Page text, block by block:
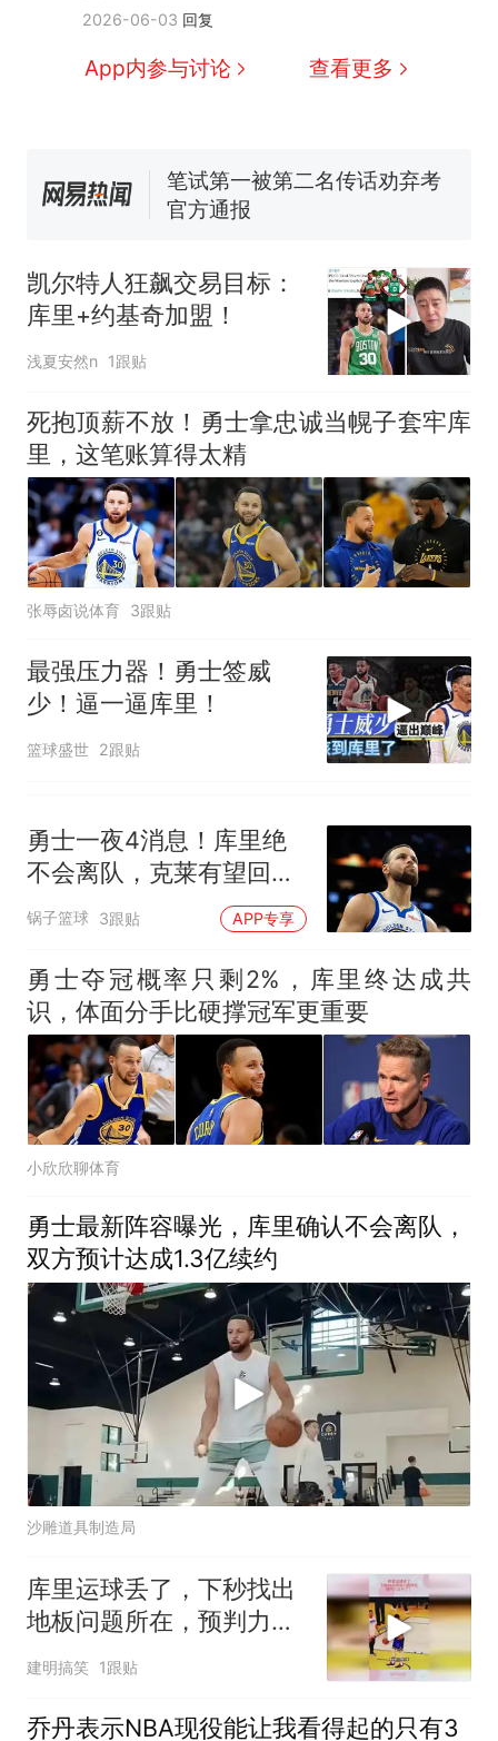
2026-06-03 回复
App内参与讨论 查看更多
号，仅凭视频评出？中国烹饪
协会回应
男子上山采菌偶然发现鸡枞菌
来源：参考消息）
笔试第一被第二名传话劝弃考
官方通报
因老师一句“跟我回家”改写了
人生
凯尔特人狂飙交易目标：
库里+约基奇加盟！
浅夏安然n 1跟贴
死抱顶薪不放！勇士拿忠诚当幌子套牢库
里，这笔账算得太精
张辱卤说体育 3跟贴
最强压力器！勇士签威
少！逼一逼库里！
篮球盛世 2跟贴
勇士一夜4消息！库里绝
不会离队，克莱有望回
归，再追求35岁中锋
锅子篮球 3跟贴 APP专享
勇士夺冠概率只剩2%，库里终达成共
识，体面分手比硬撑冠军更重要
小欣欣聊体育
勇士最新阵容曝光，库里确认不会离队，
双方预计达成1.3亿续约
沙雕道具制造局
库里运球丢了，下秒找出
地板问题所在，预判力太
牛了！
建明搞笑 1跟贴
乔丹表示NBA现役能让我看得起的只有3